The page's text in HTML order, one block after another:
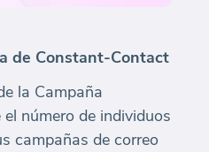
de Constant-Contact
la Campaña
número de individuos
campañas de correo